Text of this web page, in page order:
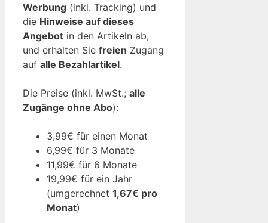
Werbung (inkl. Tracking) und
die Hinweise auf dieses
Angebot in den Artikeln ab,
und erhalten Sie freien Zugang
auf alle Bezahlartikel.
Die Preise (inkl. MwSt.; alle
Zugänge ohne Abo):
3,99€ für einen Monat
6,99€ für 3 Monate
11,99€ für 6 Monate
19,99€ für ein Jahr
(umgerechnet 1,67€ pro
Monat)